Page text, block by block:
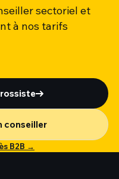
sectoriel et
à nos tarifs
conseiller
B2B →